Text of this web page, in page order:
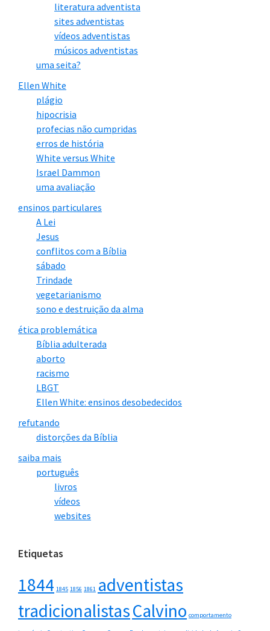
literatura adventista
sites adventistas
vídeos adventistas
músicos adventistas
uma seita?
Ellen White
plágio
hipocrisia
profecias não cumpridas
erros de história
White versus White
Israel Dammon
uma avaliação
ensinos particulares
A Lei
Jesus
conflitos com a Bíblia
sábado
Trindade
vegetarianismo
sono e destruição da alma
ética problemática
Bíblia adulterada
aborto
racismo
LBGT
Ellen White: ensinos desobedecidos
refutando
distorções da Bíblia
saiba mais
português
livros
vídeos
websites
Etiquetas
1844 1845 1856 1861 adventistas
tradicionalistasCalvino comportamento